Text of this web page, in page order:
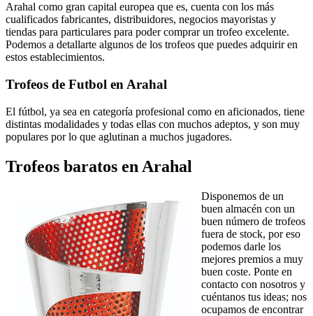
Arahal como gran capital europea que es, cuenta con los más
cualificados fabricantes, distribuidores, negocios mayoristas y
tiendas para particulares para poder comprar un trofeo excelente.
Podemos a detallarte algunos de los trofeos que puedes adquirir en
estos establecimientos.
Trofeos de Futbol en Arahal
El fútbol, ya sea en categoría profesional como en aficionados, tiene
distintas modalidades y todas ellas con muchos adeptos, y son muy
populares por lo que aglutinan a muchos jugadores.
Trofeos baratos en Arahal
Disponemos de un
buen almacén con un
buen número de trofeos
fuera de stock, por eso
podemos darle los
mejores premios a muy
buen coste. Ponte en
contacto con nosotros y
cuéntanos tus ideas; nos
ocupamos de encontrar